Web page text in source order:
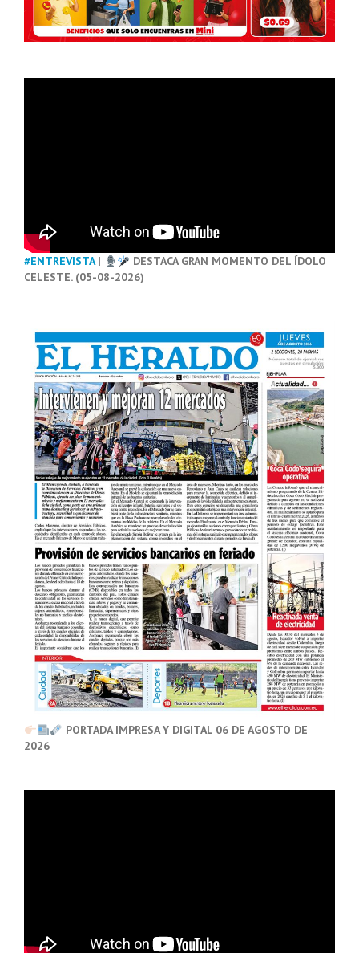
#ENTREVISTA|
DESTACA GRAN MOMENTO DEL ÍDOLO
CELESTE. (05-08-2026)
PORTADA IMPRESA Y DIGITAL 06 DE AGOSTO DE
2026